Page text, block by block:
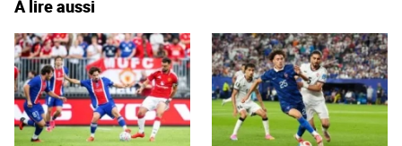
À lire aussi